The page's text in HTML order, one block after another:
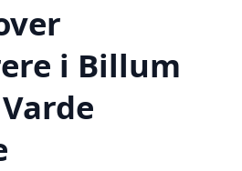
i Billum